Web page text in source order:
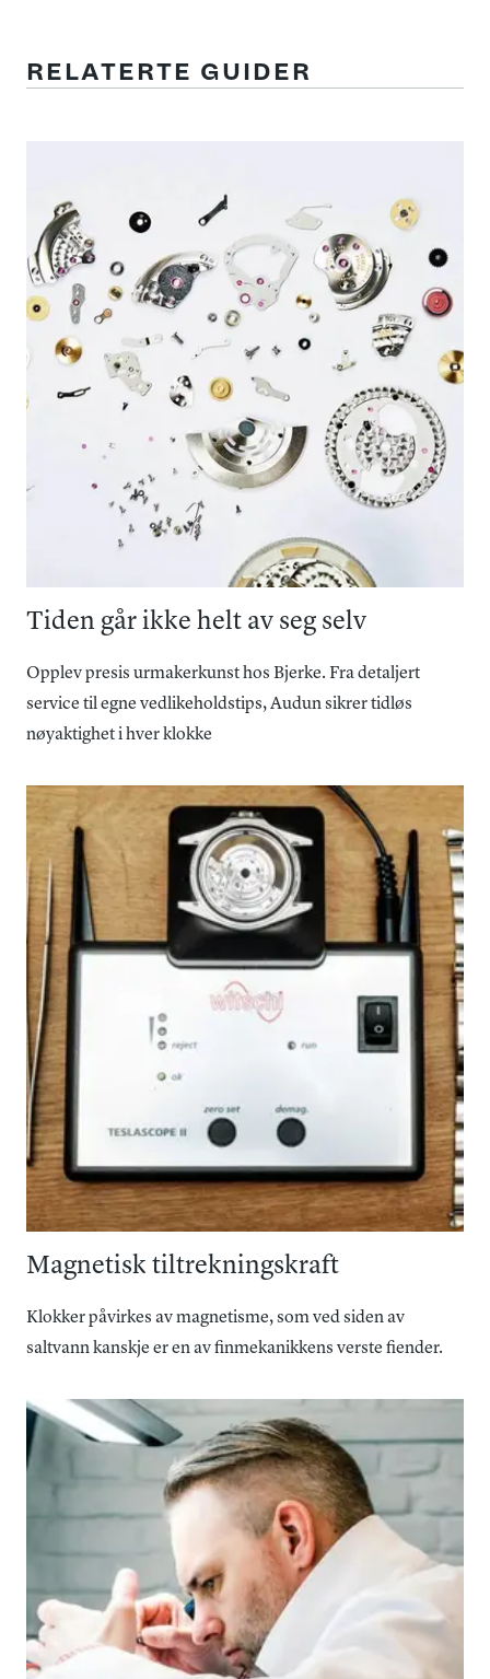
RELATERTE GUIDER
Tiden går ikke helt av seg selv
Opplev presis urmakerkunst hos Bjerke. Fra detaljert
service til egne vedlikeholdstips, Audun sikrer tidløs
nøyaktighet i hver klokke
Magnetisk tiltrekningskraft
Klokker påvirkes av magnetisme, som ved siden av
saltvann kanskje er en av finmekanikkens verste fiender.